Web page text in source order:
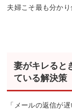
夫婦こそ最も分かり
妻がキレると
ている解決策
「メールの返信が遅